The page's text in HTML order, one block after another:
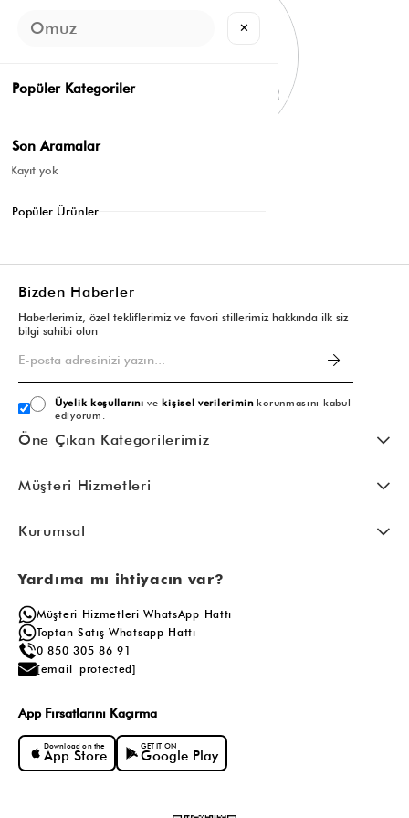
Bizden Haberler
Haberlerimiz, özel tekliflerimiz ve favori stillerimiz hakkında ilk siz
bilgi sahibi olun
Üyelik koşullarını vekişisel verileriminkorunmasını kabul
ediyorum.
Öne Çıkan Kategorilerimiz
Müşteri Hizmetleri
Kurumsal
Yardıma mı ihtiyacın var?
Müşteri Hizmetleri WhatsApp Hattı
Toptan Satış Whatsapp Hattı
0 850 305 86 91
[email protected]
App Fırsatlarını Kaçırma
Download on the
App Store
GET IT ON
Google Play
✕
Popüler Kategoriler
Son Aramalar
Kayıt yok
Popüler Ürünler